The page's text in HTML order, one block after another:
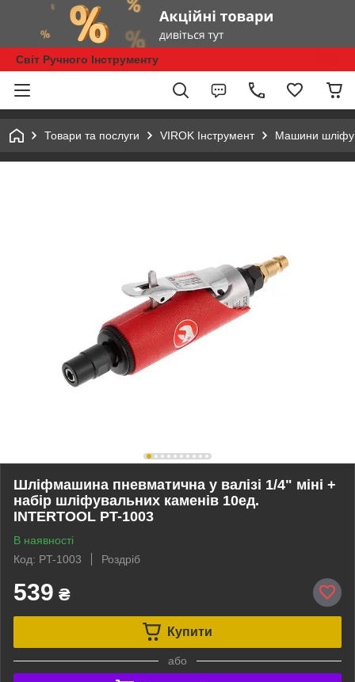
Світ Ручного Інструменту
Товари та послуги VIROK Інструмент Машини
Шліфмашина пневматична у валізі 1/4" міні +
набір шліфувальних каменів 10ед.
INTERTOOL PT-1003
В наявності
Код: PT-1003
Роздріб
539 ₴
Купити
або